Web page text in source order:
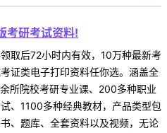
考研考试资料!
取后72小时内有效，10万种最新考
证类电子打印资料任你选。涵盖全
所院校考研专业课、200多种职业
、1100多种经典教材，产品类型包
、题库、全套资料以及视频，无论